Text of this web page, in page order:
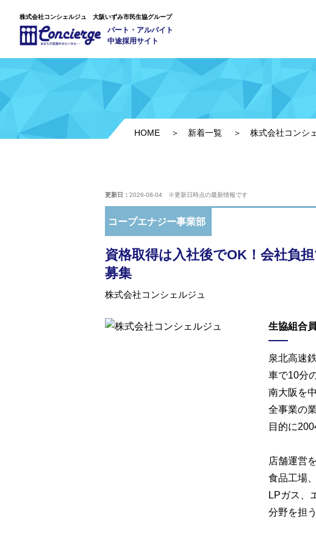
株式会社コンシェルジュ 大阪いずみ市民生協グループ
パート・アルバイト
中途採用サイト
HOME ＞ 新着一覧 ＞ 株式会社コンシェ
更新日： 2026-08-04 ※更新日時点の最新情報です
コープエナジー事業部
資格取得は入社後でOK！会社負
募集
株式会社コンシェルジュ
生協組合
泉北高速
車で10分
南大阪を
全事業の
目的に
店舗運営
食品工場
LPガス、
分野を担